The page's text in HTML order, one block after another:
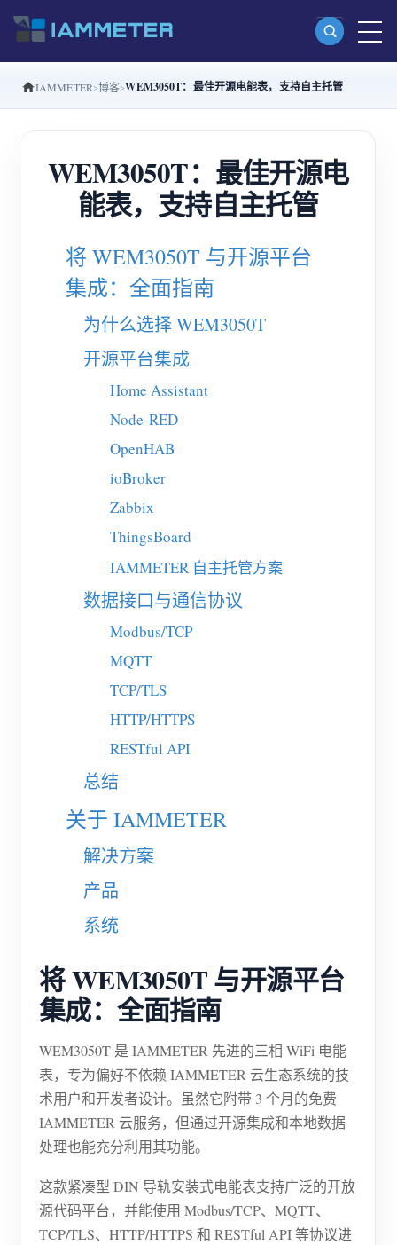
产品
单相 Wi-Fi 电能表 (WEM3080)
分相 Wi-Fi 电能表 (WEM2067)
三相 Wi-Fi 电能表 (WEM3080T)
三相 Wi-Fi 电能表 (WEM3050T)
WiFi 功率控制器
IAMMETER Cloud Pro
私有化部署服务
虚拟电表
能源预测与仿真系统
应用
光伏系统能源监控
用电监控
工厂能源监控
产品快速开始
文档
教程视频
常见问题
新闻
博客
社区
贡献者计划
贡献者中心
IAMMETER 活动
论坛
应用商店
站点探索
光伏排名
解决方案
联系我们
IAMMETER 博客 WEM3050T：最佳开源电能表，支持自主托管
WEM3050T：最佳开源电
能表，支持自主托管
将 WEM3050T 与开源平台
集成：全面指南
为什么选择 WEM3050T
开源平台集成
Home Assistant
Node-RED
OpenHAB
ioBroker
Zabbix
ThingsBoard
IAMMETER 自主托管方案
数据接口与通信协议
Modbus/TCP
MQTT
TCP/TLS
HTTP/HTTPS
RESTful API
总结
关于 IAMMETER
解决方案
产品
系统
将 WEM3050T 与开源平台
集成：全面指南
WEM3050T 是 IAMMETER 先进的三相 WiFi 电能
表，专为偏好不依赖 IAMMETER 云生态系统的技
术用户和开发者设计。虽然它附带 3 个月的免费
IAMMETER 云服务，但通过开源集成和本地数据
处理也能充分利用其功能。
这款紧凑型 DIN 导轨安装式电能表支持广泛的开放
源代码平台，并能使用 Modbus/TCP、MQTT、
TCP/TLS、HTTP/HTTPS 和 RESTful API 等协议进